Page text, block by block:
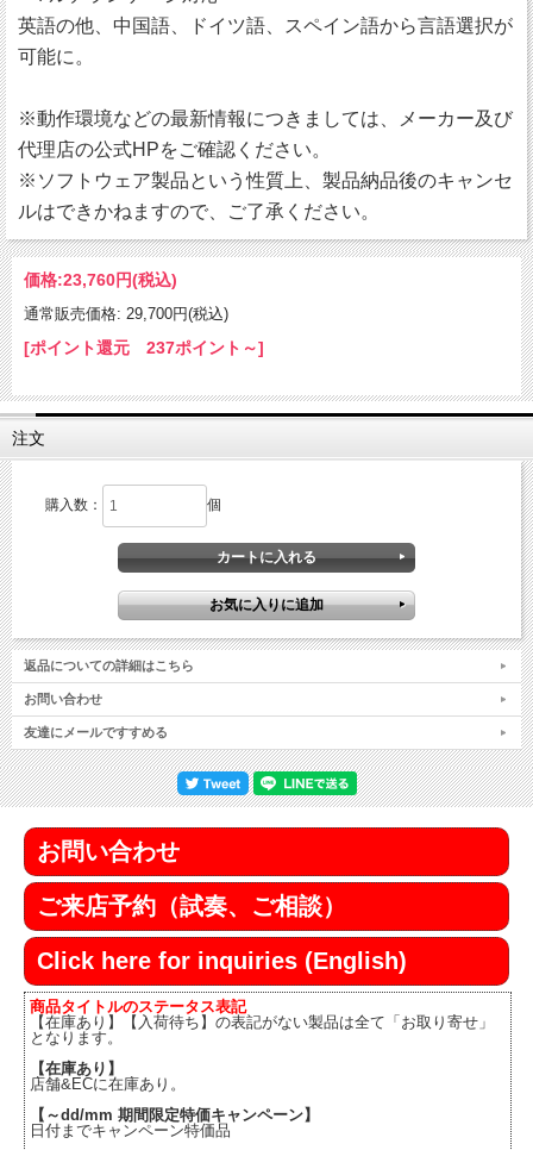
英語の他、中国語、ドイツ語、スペイン語から言語選択が
可能に。
※動作環境などの最新情報につきましては、メーカー及び
代理店の公式HPをご確認ください。
※ソフトウェア製品という性質上、製品納品後のキャンセ
ルはできかねますので、ご了承ください。
価格:23,760円(税込)
通常販売価格: 29,700円(税込)
[ポイント還元 237ポイント～]
注文
購入数： 個
返品についての詳細はこちら
お問い合わせ
友達にメールですすめる
お問い合わせ
ご来店予約（試奏、ご相談）
Click here for inquiries (English)
商品タイトルのステータス表記
【在庫あり】【入荷待ち】の表記がない製品は全て「お取り寄せ」
となります。
【在庫あり】
店舗&ECに在庫あり。
【～dd/mm 期間限定特価キャンペーン】
日付までキャンペーン特価品